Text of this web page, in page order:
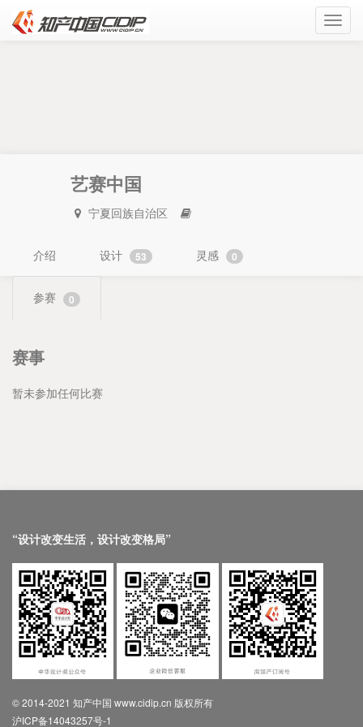
艺赛中国
宁夏回族自治区
介绍 设计 53 灵感 0
参赛 0
赛事
暂未参加任何比赛
“设计改变生活，设计改变格局”
© 2014-2021 知产中国 www.cidip.cn 版权所有
沪ICP备14043257号-1